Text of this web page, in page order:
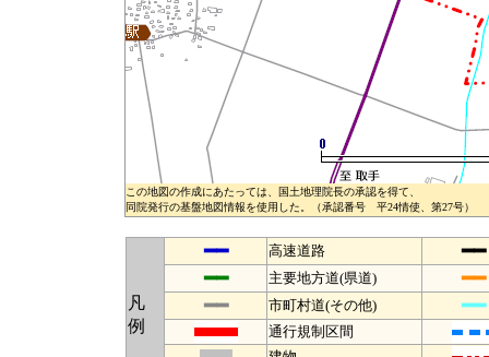
この地図の作成にあたっては、国土地理院長の承認を得て、
同院発行の基盤地図情報を使用した。（承認番号 平24情使、第27号）
凡
例
━━ 高速道路
━━
━━
主要地方道(県道)
━━
━━
市町村道(その他) ━━
通行規制区間